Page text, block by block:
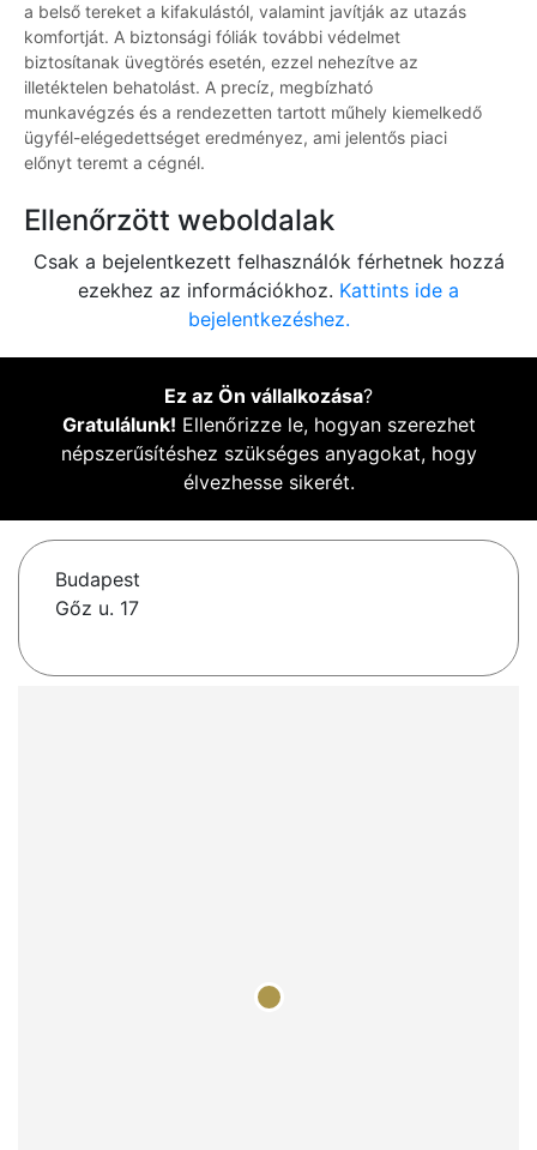
a belső tereket a kifakulástól, valamint javítják az utazás
komfortját. A biztonsági fóliák további védelmet
biztosítanak üvegtörés esetén, ezzel nehezítve az
illetéktelen behatolást. A precíz, megbízható
munkavégzés és a rendezetten tartott műhely kiemelkedő
ügyfél-elégedettséget eredményez, ami jelentős piaci
előnyt teremt a cégnél.
Ellenőrzött weboldalak
Csak a bejelentkezett felhasználók férhetnek hozzá
ezekhez az információkhoz. Kattints ide a
bejelentkezéshez.
Ez az Ön vállalkozása?
Gratulálunk! Ellenőrizze le, hogyan szerezhet
népszerűsítéshez szükséges anyagokat, hogy
élvezhesse sikerét.
Budapest
Gőz u. 17